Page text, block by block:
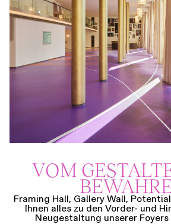
VOM
Framing Hall, Gallery Wall,
Ihnen alles zu den Vorder- und
Neugestaltung unserer Foyers